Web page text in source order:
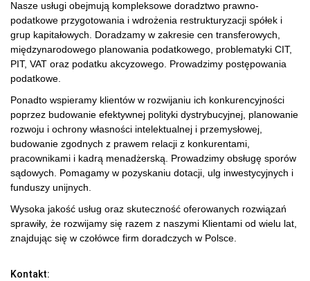
Nasze usługi obejmują kompleksowe doradztwo prawno-
podatkowe przygotowania i wdrożenia restrukturyzacji spółek i
grup kapitałowych. Doradzamy w zakresie cen transferowych,
międzynarodowego planowania podatkowego, problematyki CIT,
PIT, VAT oraz podatku akcyzowego. Prowadzimy postępowania
podatkowe.
Ponadto wspieramy klientów w rozwijaniu ich konkurencyjności
poprzez budowanie efektywnej polityki dystrybucyjnej, planowanie
rozwoju i ochrony własności intelektualnej i przemysłowej,
budowanie zgodnych z prawem relacji z konkurentami,
pracownikami i kadrą menadżerską. Prowadzimy obsługę sporów
sądowych. Pomagamy w pozyskaniu dotacji, ulg inwestycyjnych i
funduszy unijnych.
Wysoka jakość usług oraz skuteczność oferowanych rozwiązań
sprawiły, że rozwijamy się razem z naszymi Klientami od wielu lat,
znajdując się w czołówce firm doradczych w Polsce.
Kontakt: